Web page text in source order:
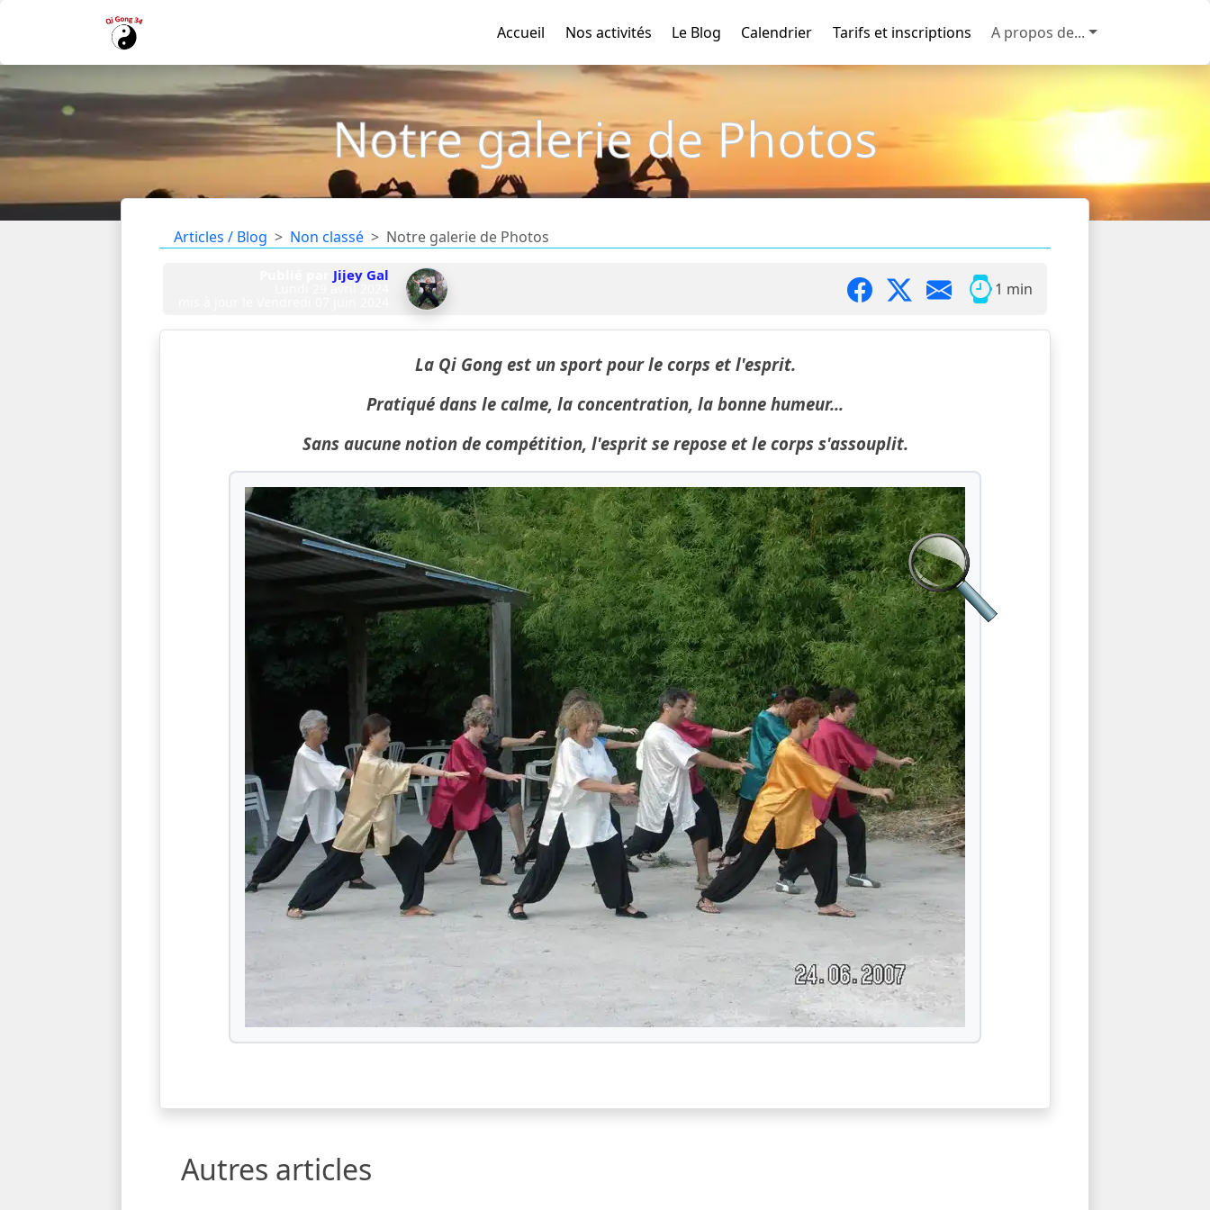
Accueil Nos activités Le Blog Calendrier Tarifs et inscriptions A propos de...
Notre galerie de Photos
Articles / Blog Non classé Notre galerie de Photos
Jijey Gal
Lundi 29 avril 2024 1 min
La Qi Gong est un sport pour le corps et l'esprit.
Pratiqué dans le calme, la concentration, la bonne humeur...
Sans aucune notion de compétition, l'esprit se repose et le corps s'assouplit.
Autres articles